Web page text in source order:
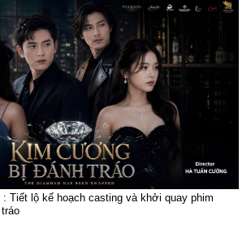
Tiết lộ kế hoạch casting và khởi quay phim